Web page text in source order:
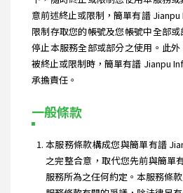
意前述終止或限制，簡單有譜
限制存取您的帳號及您帳號中全部
停止本服務全部或部分之使用。此
被終止或限制時，簡單有譜 Jianpu
承擔責任。
一般條款
本服務條款構成您與簡單有譜
之完整合意，取代您先前與簡單
服務所為之任何約定。本服務條